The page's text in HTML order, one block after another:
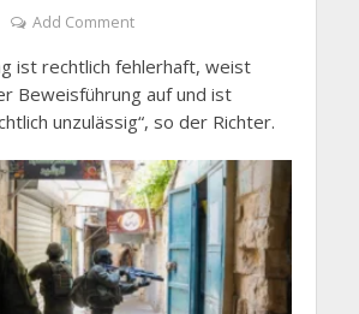
Add Comment
ist rechtlich fehlerhaft, weist
Beweisführung auf und ist
unzulässig“, so der Richter.